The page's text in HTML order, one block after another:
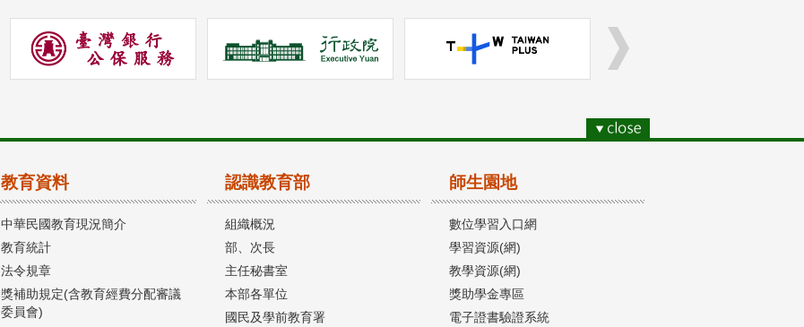
教育資料
中華民國教育現況簡介
教育統計
法令規章
獎補助規定(含教育經費分配審議
委員會)
認識教育部
組織概況
部、次長
主任秘書室
本部各單位
國民及學前教育署
師生園地
數位學習入口網
學習資源(網)
教學資源(網)
獎助學金專區
電子證書驗證系統